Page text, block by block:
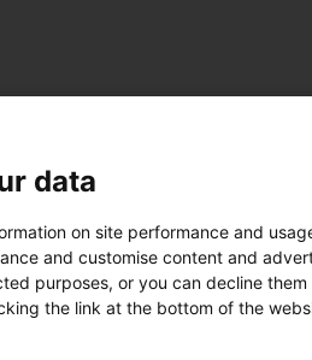
data
on site performance and
and customise content and
purposes, or you can decline
the link at the bottom of the